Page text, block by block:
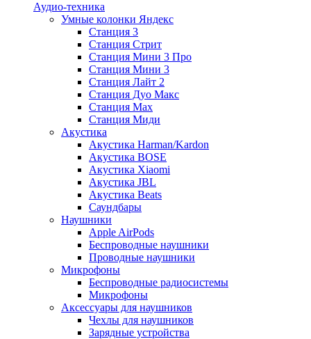
Аудио-техника
Умные колонки Яндекс
Станция 3
Станция Стрит
Станция Мини 3 Про
Станция Мини 3
Станция Лайт 2
Станция Дуо Макс
Станция Max
Станция Миди
Акустика
Акустика Harman/Kardon
Акустика BOSE
Акустика Xiaomi
Акустика JBL
Акустика Beats
Саундбары
Наушники
Apple AirPods
Беспроводные наушники
Проводные наушники
Микрофоны
Беспроводные радиосистемы
Микрофоны
Аксессуары для наушников
Чехлы для наушников
Зарядные устройства